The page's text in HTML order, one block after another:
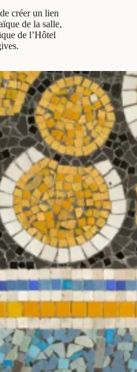
créer un lien
de la salle,
de l’Hôtel